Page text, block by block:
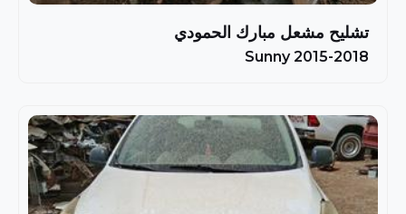
تشليح مشعل مبارك الحمودي
Sunny 2015-2018